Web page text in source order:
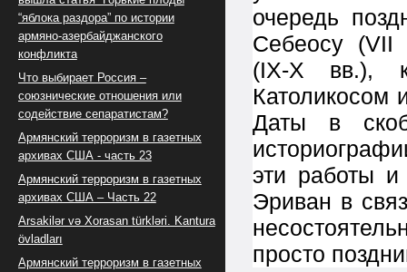
очередь
Себеосу (VII
(IX-X вв.),
Католикосом
Даты в
эти работы и
Эриван в
просто
“яблока раздора” по истории
армяно-азербайджанского
конфликта
Что выбирает Россия –
союзнические отношения или
содействие сепаратистам?
Армянский терроризм в газетных
архивах США - часть 23
Армянский терроризм в газетных
архивах США – Часть 22
Arsakilər və Xorasan türkləri. Kantura
övladları
Армянский терроризм в газетных